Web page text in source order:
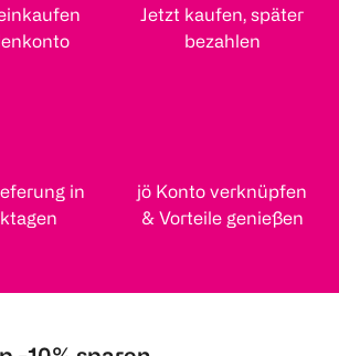
Jetzt kaufen, später
bezahlen
in
jö Konto verknüpfen
& Vorteile genießen